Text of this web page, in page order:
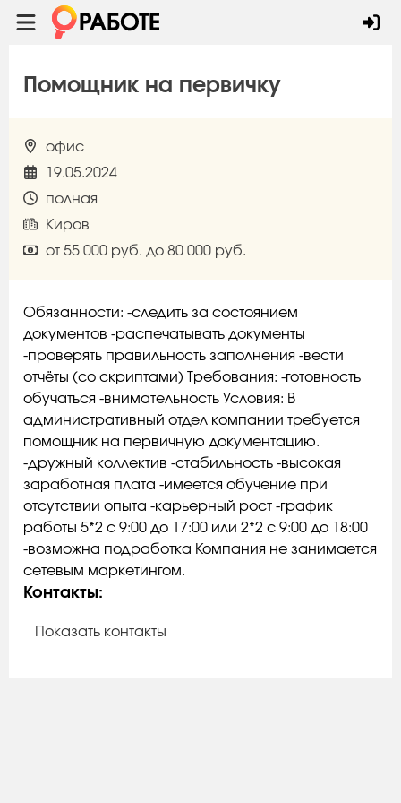
Помощник на первичку
офис
19.05.2024
полная
Киров
от 55 000 руб. до 80 000 руб.
Обязанности: -следить за состоянием
документов -распечатывать документы
-проверять правильность заполнения -вести
отчёты (со скриптами) Требования: -готовность
обучаться -внимательность Условия: В
административный отдел компании требуется
помощник на первичную документацию.
-дружный коллектив -стабильность -высокая
заработная плата -имеется обучение при
отсутствии опыта -карьерный рост -график
работы 5*2 с 9:00 до 17:00 или 2*2 с 9:00 до 18:00
-возможна подработка Компания не занимается
сетевым маркетингом.
Контакты:
Показать контакты